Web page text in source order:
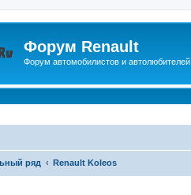
Форум Renault
Форум автомобилистов и автолюбителей
ряд Renault Koleos